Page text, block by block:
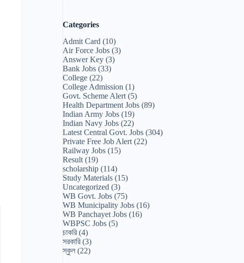
Categories
Admit Card (10)
Air Force Jobs (3)
Answer Key (3)
Bank Jobs (33)
College (22)
College Admission (1)
Govt. Scheme Alert (5)
Health Department Jobs (89)
Indian Army Jobs (19)
Indian Navy Jobs (22)
Latest Central Govt. Jobs (304)
Private Free Job Alert (22)
Railway Jobs (15)
Result (19)
scholarship (114)
Study Materials (15)
Uncategorized (3)
WB Govt. Jobs (75)
WB Municipality Jobs (16)
WB Panchayet Jobs (16)
WBPSC Jobs (5)
চাকরি(4)
সরকারি(3)
স্কুল (22)